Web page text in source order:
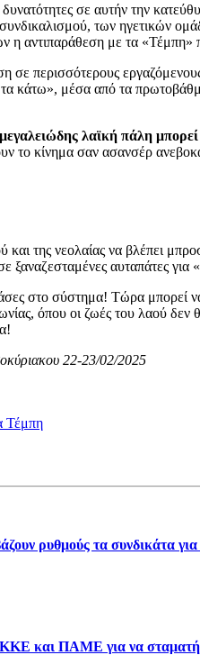
σε αυτήν την
των ηγετικών
η αντιπαράθεση με τα
σε περισσότερους
μέσα από τα
λαϊκή πάλη
το κίνημα σαν ασανσέρ
της νεολαίας να βλέπει
ξαναζεσταμένες αυταπάτες
στο σύστημα! Τώρα μπορεί
όπου οι ζωές του λαού
22-23/02/2025
Τέμπη
ρυθμούς τα συνδικάτα
και ΠΑΜΕ για να